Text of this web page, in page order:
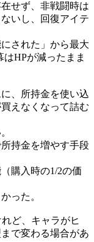
せず、非戦闘時は
いし、回復アイテ
された」から最大
HPが減ったまま
、所持金を使い込
えなくなって詰む
持金を増やす手段
購入時の1/2の価
った。
ど、キャラがヒ
で変わる場合があ